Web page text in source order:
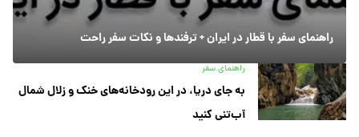
راهنمای سفر با قطار در ایران + ترفندها و نکات سفر راحت
راهنمای سفر
به جای دریا، در این رودخانه‌های خنک و زلال شمال
آب‌تنی کنید